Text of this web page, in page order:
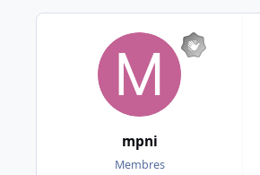
mpni
Membres